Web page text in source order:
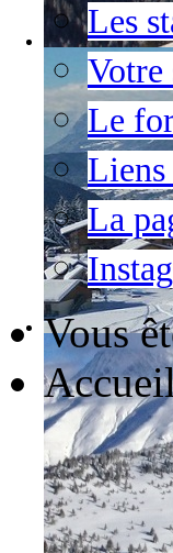
Les
Votre
Le
Liens
La
Vous